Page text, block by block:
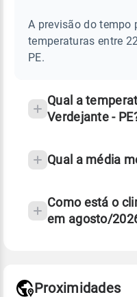
VERDEJANTE
sobre
chuva
A previsão do tempo
temperaturas entre
PE.
Qual a
Verdejante -
Qual a média
Como está o
em agosto/
Proximidades